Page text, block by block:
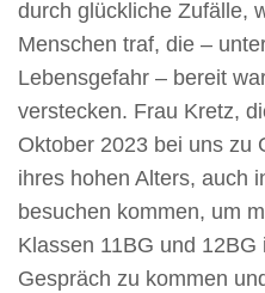
durch glückliche Zufälle,
Menschen traf, die –
Lebensgefahr – bereit
verstecken. Frau Kretz,
Oktober 2023 bei uns zu
ihres hohen Alters, auch
besuchen kommen, um
Klassen 11BG und
Gespräch zu kommen